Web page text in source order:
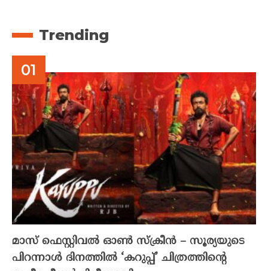
Trending
മാസ് ഫെസ്റ്റിവൽ ഓൺ സ്‌ക്രീൻ – സൂര്യയുടെ
പിറന്നാൾ ദിനത്തിൽ ‘കറുപ്പ്’ ചിത്രത്തിന്റെ